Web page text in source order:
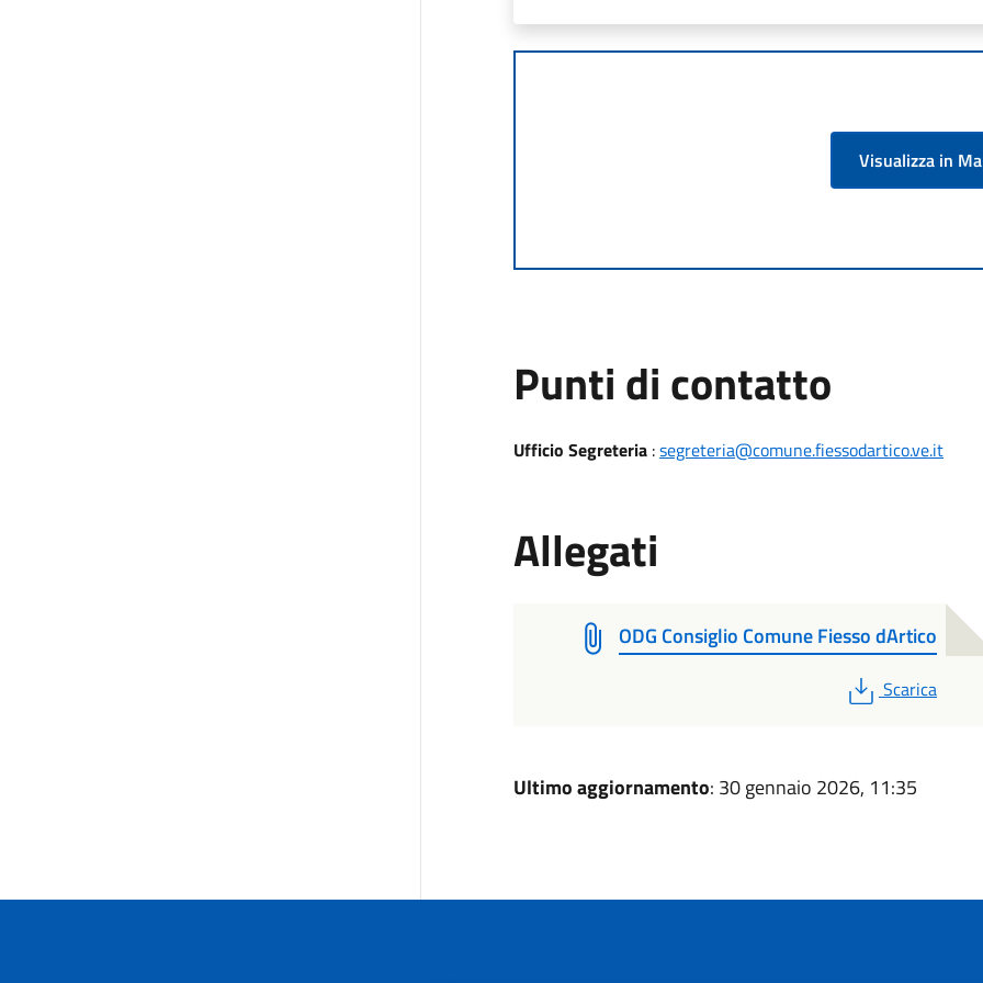
Visualizza in
Punti di contatto
Ufficio Segreteria:segreteria@comune.fiessodartico.ve.it
Allegati
ODG Consiglio Comune Fiesso dArtico
PDF
Scarica
Ultimo aggiornamento: 30 gennaio 2026, 11:35